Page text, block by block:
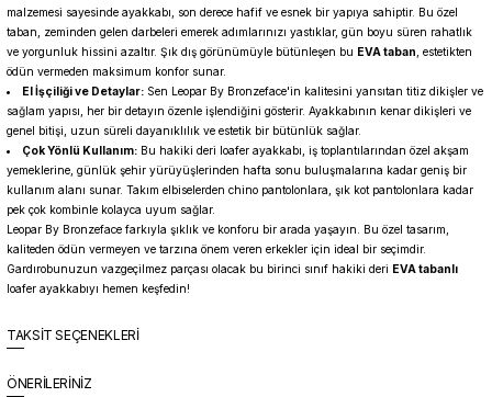
malzemesi sayesinde ayakkabı, son derece hafif ve esnek bir yapıya sahiptir. Bu özel
taban, zeminden gelen darbeleri emerek adımlarınızı yastıklar, gün boyu süren rahatlık
ve yorgunluk hissini azaltır. Şık dış görünümüyle bütünleşen bu EVA taban , estetikten
ödün vermeden maksimum konfor sunar.
El İşçiliği ve Detaylar: Sen Leopar By Bronzeface'in kalitesini yansıtan titiz dikişler ve
sağlam yapısı, her bir detayın özenle işlendiğini gösterir. Ayakkabının kenar dikişleri ve
genel bitişi, uzun süreli dayanıklılık ve estetik bir bütünlük sağlar.
Çok Yönlü Kullanım: Bu hakiki deri loafer ayakkabı, iş toplantılarından özel akşam
yemeklerine, günlük şehir yürüyüşlerinden hafta sonu buluşmalarına kadar geniş bir
kullanım alanı sunar. Takım elbiselerden chino pantolonlara, şık kot pantolonlara kadar
pek çok kombinle kolayca uyum sağlar.
Leopar By Bronzeface farkıyla şıklık ve konforu bir arada yaşayın. Bu özel tasarım,
kaliteden ödün vermeyen ve tarzına önem veren erkekler için ideal bir seçimdir.
Gardırobunuzun vazgeçilmez parçası olacak bu birinci sınıf hakiki deri EVA tabanlı
loafer ayakkabıyı hemen keşfedin!
TAKSİT SEÇENEKLERİ
ÖNERİLERİNİZ